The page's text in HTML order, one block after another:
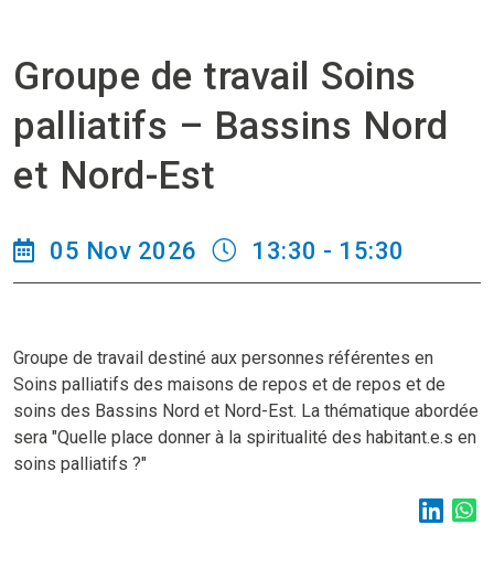
Groupe de travail Soins
palliatifs – Bassins Nord
et Nord-Est
05 Nov 2026 13:30 - 15:30
Groupe de travail destiné aux personnes référentes en
Soins palliatifs des maisons de repos et de repos et de
soins des Bassins Nord et Nord-Est. La thématique abordée
sera "Quelle place donner à la spiritualité des habitant.e.s en
soins palliatifs ?"